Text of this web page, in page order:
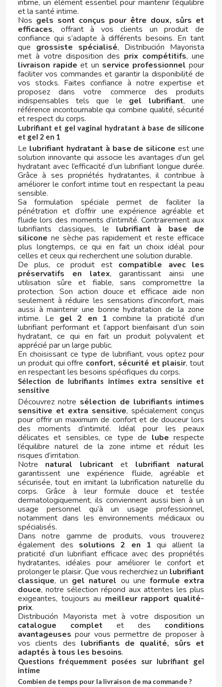
GLOBAL FOOD
GRANHS KONFEKTYR
GRANINI
GREFUSA
GUAY CAFÉ
GULLON
H
HALLS
HARIBO
HEINZ
HELL
HERO
HUESITOS
ICEBERG
ISABEL
JAKE
JOFEMAR
JUICY JAY'S
intime, un élément essentiel pour maintenir l’équilibre
et la santé intime.
Nos gels sont conçus pour être doux, sûrs et
efficaces, offrant à vos clients un produit de
confiance qui s’adapte à différents besoins. En tant
que grossiste spécialisé, Distribución Mayorista
met à votre disposition des prix compétitifs, une
livraison rapide et un service professionnel pour
faciliter vos commandes et garantir la disponibilité de
vos stocks. Faites confiance à notre expertise et
proposez dans votre commerce des produits
indispensables tels que le gel lubrifiant, une
référence incontournable qui combine qualité, sécurité
et respect du corps.
Lubrifiant et gel vaginal hydratant à base de silicone
et gel 2 en 1
Le lubrifiant hydratant à base de silicone est une
solution innovante qui associe les avantages d’un gel
hydratant avec l’efficacité d’un lubrifiant longue durée.
Grâce à ses propriétés hydratantes, il contribue à
améliorer le confort intime tout en respectant la peau
sensible.
Sa formulation spéciale permet de faciliter la
pénétration et d’offrir une expérience agréable et
fluide lors des moments d’intimité. Contrairement aux
lubrifiants classiques, le lubrifiant à base de
silicone ne sèche pas rapidement et reste efficace
plus longtemps, ce qui en fait un choix idéal pour
celles et ceux qui recherchent une solution durable.
De plus, ce produit est compatible avec les
préservatifs en latex, garantissant ainsi une
utilisation sûre et fiable, sans compromettre la
protection. Son action douce et efficace aide non
seulement à réduire les sensations d’inconfort, mais
aussi à maintenir une bonne hydratation de la zone
intime. Le gel 2 en 1 combine la praticité d’un
lubrifiant performant et l’apport bienfaisant d’un soin
hydratant, ce qui en fait un produit polyvalent et
apprécié par un large public.
En choisissant ce type de lubrifiant, vous optez pour
un produit qui offre confort, sécurité et plaisir, tout
en respectant les besoins spécifiques du corps.
Sélection de lubrifiants intimes extra sensitive et
sensitive
Découvrez notre sélection de lubrifiants intimes
sensitive et extra sensitive, spécialement conçus
pour offrir un maximum de confort et de douceur lors
des moments d’intimité. Idéal pour les peaux
délicates et sensibles, ce type de lube respecte
l’équilibre naturel de la zone intime et réduit les
risques d’irritation.
Notre natural lubricant et lubrifiant natural
garantissent une expérience fluide, agréable et
sécurisée, tout en imitant la lubrification naturelle du
corps. Grâce à leur formule douce et testée
dermatologiquement, ils conviennent aussi bien à un
usage personnel qu’à un usage professionnel,
notamment dans les environnements médicaux ou
spécialisés.
Dans notre gamme de produits, vous trouverez
également des solutions 2 en 1 qui allient la
praticité d’un lubrifiant efficace avec des propriétés
hydratantes, idéales pour améliorer le confort et
prolonger le plaisir. Que vous recherchiez un lubrifiant
classique, un gel naturel ou une formule extra
douce, notre sélection répond aux attentes les plus
exigeantes, toujours au meilleur rapport qualité-
prix.
Distribución Mayorista met à votre disposition un
catalogue complet et des conditions
avantageuses pour vous permettre de proposer à
vos clients des lubrifiants de qualité, sûrs et
adaptés à tous les besoins.
Questions fréquemment posées sur lubrifiant gel
intime
Combien de temps pour la livraison de ma commande ?